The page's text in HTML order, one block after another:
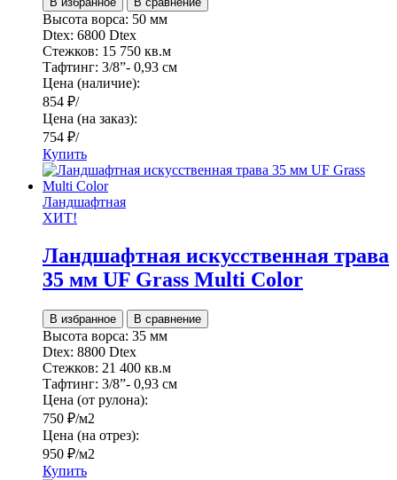
Высота ворса: 50 мм
Dtex: 6800 Dtex
Стежков: 15 750 кв.м
Тафтинг: 3/8”- 0,93 см
Цена (наличие):
854 ₽/
Цена (на заказ):
754 ₽/
Купить
Ландшафтная
ХИТ!
Ландшафтная искусственная трава
35 мм UF Grass Multi Color
В избранное В сравнение
Высота ворса: 35 мм
Dtex: 8800 Dtex
Стежков: 21 400 кв.м
Тафтинг: 3/8”- 0,93 см
Цена (от рулона):
750 ₽/м2
Цена (на отрез):
950 ₽/м2
Купить